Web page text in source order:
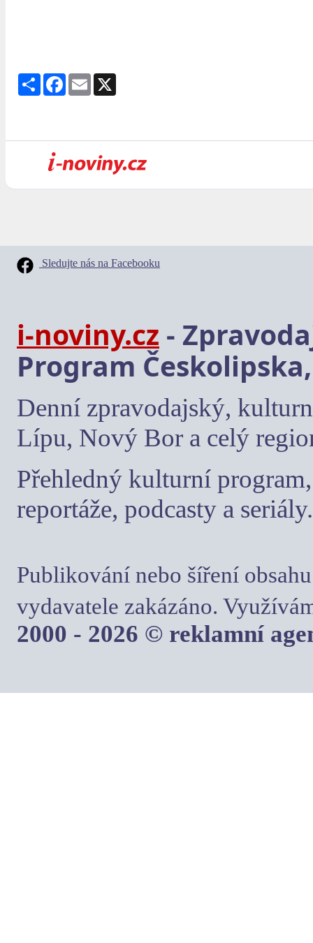
Share Facebook
Email
Sledujte nás na Facebooku
i-noviny.cz -
Program
Denní zpravodajský,
Lípu, Nový Bor a celý
Přehledný kulturní
reportáže, podcasty a seriály.
Publikování nebo šíření
vydavatele zakázáno.
2000 - 2026 © reklamní